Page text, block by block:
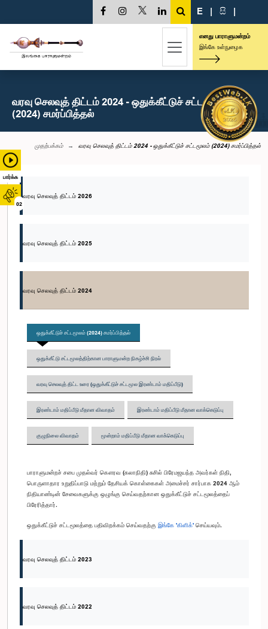
பார்க்க
02
E | සි |
எனது பாராளுமன்றம்
இங்கே உள்நுழைக
வரவு செலவுத் திட்டம் 2024 - ஒதுக்கீட்டுச் சட்டமூலம்
(2024) சமர்ப்பித்தல்
முதற்பக்கம் வரவு செலவுத் திட்டம் 2024 - ஒதுக்கீட்டுச் சட்டமூலம் (2024) சமர்ப்பித்தல்
வரவு செலவுத் திட்டம் 2026
வரவு செலவுத் திட்டம் 2025
வரவு செலவுத் திட்டம் 2024
ஒதுக்கீட்டுச் சட்டமூலம் (2024) சமர்ப்பித்தல்
ஒதுக்கீட்டு சட்டமூலத்திற்கான பாராளுமன்ற நிகழ்ச்சி நிரல்
வரவு செலவுத் திட்ட உரை (ஒதுக்கீட்டுச் சட்டமூல இரண்டாம் மதிப்பீடு)
இரண்டாம் மதிப்பீடு மீதான விவாதம் இரண்டாம் மதிப்பீடு மீதான வாக்கெடுப்பு
குழுநிலை விவாதம் மூன்றாம் மதிப்பீடு மீதான வாக்கெடுப்பு
பாராளுமன்றச் சபை முதல்வர் கௌரவ (கலாநிதி) சுசில் பிரேமஜயந்த அவர்கள் நிதி,
பொருளாதார உறுதிப்பாடு மற்றும் தேசியக் கொள்கைகள் அமைச்சர் சார்பாக 2024 ஆம்
நிதியாண்டின் சேவைகளுக்கு ஒழுங்கு செய்வதற்கான ஒதுக்கீட்டுச் சட்டமூலத்தைப்
பிரேரித்தார்.
ஒதுக்கீட்டுச் சட்டமூலத்தை பதிவிறக்கம் செய்வதற்கு இங்கே 'கிளிக்' செய்யவும்.
வரவு செலவுத் திட்டம் 2023
வரவு செலவுத் திட்டம் 2022